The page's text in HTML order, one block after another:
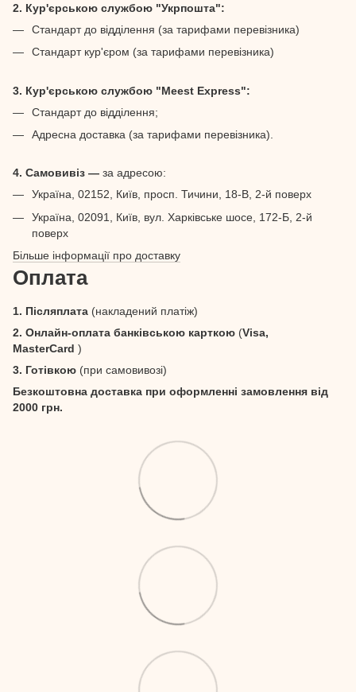
2. Кур'єрською службою "Укрпошта":
Стандарт до відділення (за тарифами перевізника)
Стандарт кур'єром (за тарифами перевізника)
3. Кур'єрською службою "Meest Express":
Стандарт до відділення;
Адресна доставка (за тарифами перевізника).
4. Самовивіз — за адресою:
Україна, 02152, Київ, просп. Тичини, 18-В, 2-й поверх
Україна, 02091, Київ, вул. Харківське шосе, 172-Б, 2-й
поверх
Більше інформації про доставку
Оплата
1. Післяплата (накладений платіж)
2. Онлайн-оплата банківською карткою (Visa,
MasterCard )
3. Готівкою (при самовивозі)
Безкоштовна доставка при оформленні замовлення від
2000 грн.